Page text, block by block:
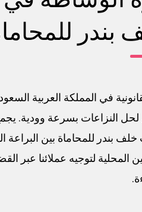
في المملكة العربية
النزاعات بسرعة وودية.
بندر للمحاماة بين البراعة
المحلية لتوجيه عملائنا عبر